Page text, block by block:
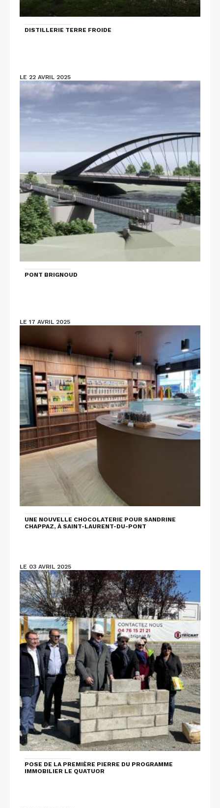
DISTILLERIE TERRE FROIDE
LE 22 AVRIL 2025
PONT BRIGNOUD
LE 17 AVRIL 2025
UNE NOUVELLE CHOCOLATERIE POUR SANDRINE
CHAPPAZ, À SAINT-LAURENT-DU-PONT
LE 03 AVRIL 2025
POSE DE LA PREMIÈRE PIERRE DU PROGRAMME
IMMOBILIER LE QUATUOR